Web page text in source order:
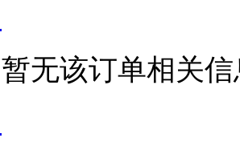
无该订单相关